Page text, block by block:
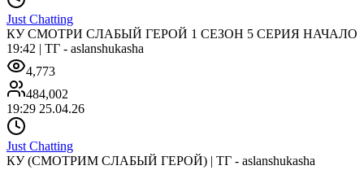
Just Chatting
КУ СМОТРИ СЛАБЫЙ ГЕРОЙ 1 СЕЗОН 5 СЕРИЯ НАЧАЛО
19:42 | ТГ - aslanshukasha
4,773
484,002
19:29 25.04.26
Just Chatting
КУ (СМОТРИМ СЛАБЫЙ ГЕРОЙ) | ТГ - aslanshukasha